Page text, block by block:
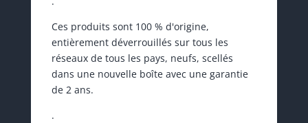
Ces produits sont 100 % d'origine,
entièrement déverrouillés sur tous les
réseaux de tous les pays, neufs, scellés
dans une nouvelle boîte avec une garantie
de 2 ans.
.